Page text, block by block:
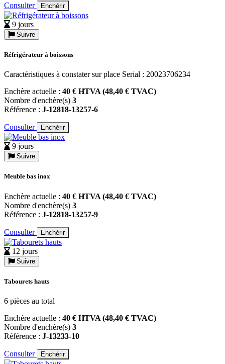
Consulter Enchérir
9 jours
Suivre
Réfrigérateur à boissons
Caractéristiques à constater sur place Serial : 20023706234
Enchère actuelle : 40 € HTVA (48,40 € TVAC)
Nombre d'enchère(s) 3
Référence : J-12818-13257-6
Consulter Enchérir
9 jours
Suivre
Meuble bas inox
Enchère actuelle : 40 € HTVA (48,40 € TVAC)
Nombre d'enchère(s) 3
Référence : J-12818-13257-9
Consulter Enchérir
12 jours
Suivre
Tabourets hauts
6 pièces au total
Enchère actuelle : 40 € HTVA (48,40 € TVAC)
Nombre d'enchère(s) 3
Référence : J-13233-10
Consulter Enchérir